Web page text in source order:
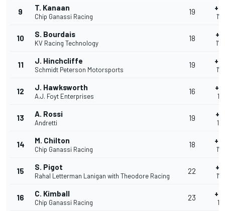
9 T. Kanaan
Chip Ganassi Racing
19
10 S. Bourdais
KV Racing Technology
18
11 J. Hinchcliffe
Schmidt Peterson Motorsports
19
12 J. Hawksworth
A.J. Foyt Enterprises
16
13 A. Rossi
Andretti
19
14 M. Chilton
Chip Ganassi Racing
18
15 S. Pigot
Rahal Letterman Lanigan with Theodore Racing
22
16 C. Kimball
Chip Ganassi Racing
23